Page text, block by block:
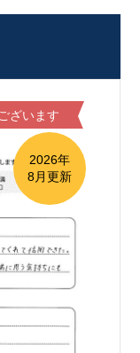
ざいます
2026年
8月更新